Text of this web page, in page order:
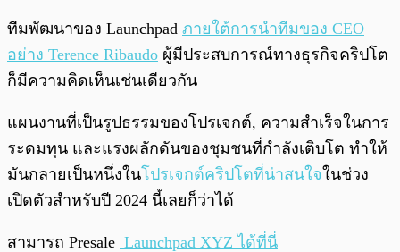
ทีมพัฒนาของ Launchpad ภายใต้การนำทีมของ CEO
อย่าง Terence Ribaudo ผู้มีประสบการณ์ทางธุรกิจคริปโต
ก็มีความคิดเห็นเช่นเดียวกัน
แผนงานที่เป็นรูปธรรมของโปรเจกต์, ความสำเร็จในการ
ระดมทุน และแรงผลักดันของชุมชนที่กำลังเติบโต ทำให้
มันกลายเป็นหนึ่งในโปรเจกต์คริปโตที่น่าสนใจในช่วง
เปิดตัวสำหรับปี 2024 นี้เลยก็ว่าได้
สามารถ Presale Launchpad XYZ ได้ที่นี่